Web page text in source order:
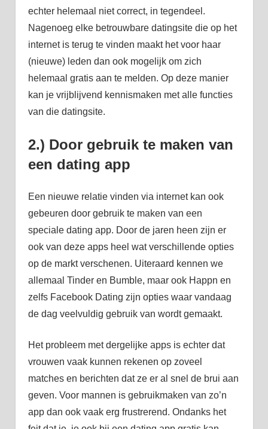
echter helemaal niet correct, in tegendeel.
Nagenoeg elke betrouwbare datingsite die op het
internet is terug te vinden maakt het voor haar
(nieuwe) leden dan ook mogelijk om zich
helemaal gratis aan te melden. Op deze manier
kan je vrijblijvend kennismaken met alle functies
van die datingsite.
2.) Door gebruik te maken van
een dating app
Een nieuwe relatie vinden via internet kan ook
gebeuren door gebruik te maken van een
speciale dating app. Door de jaren heen zijn er
ook van deze apps heel wat verschillende opties
op de markt verschenen. Uiteraard kennen we
allemaal Tinder en Bumble, maar ook Happn en
zelfs Facebook Dating zijn opties waar vandaag
de dag veelvuldig gebruik van wordt gemaakt.
Het probleem met dergelijke apps is echter dat
vrouwen vaak kunnen rekenen op zoveel
matches en berichten dat ze er al snel de brui aan
geven. Voor mannen is gebruikmaken van zo’n
app dan ook vaak erg frustrerend. Ondanks het